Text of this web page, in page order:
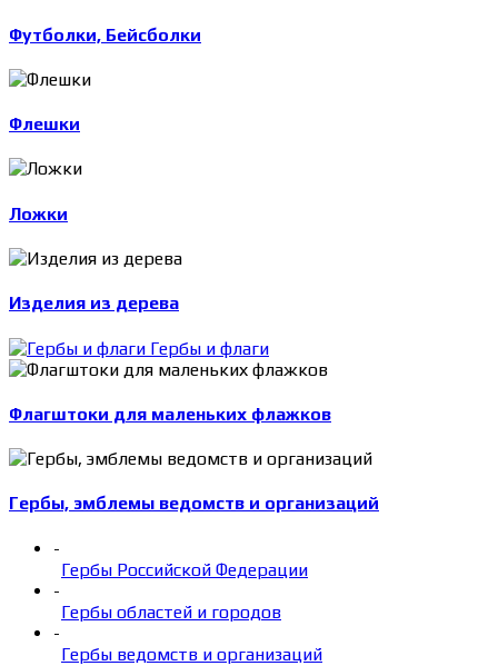
Футболки, Бейсболки
Флешки
Ложки
Изделия из дерева
Гербы и флаги
Флагштоки для маленьких флажков
Гербы, эмблемы ведомств и организаций
-
Гербы Российской Федерации
-
Гербы областей и городов
-
Гербы ведомств и организаций